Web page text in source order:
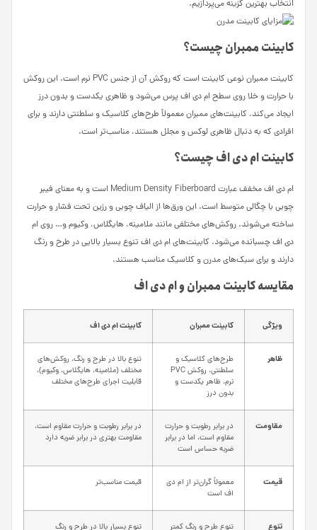
انتخاب بهترین گزینه می‌پردازیم.
کابینت ممبران چیست؟
کابینت ممبران نوعی کابینت است که روکش آن از جنس PVC نرم است. این روکش
با حرارت و خلا روی سطح ام دی اف پرس می‌شود و ظاهری یکدست و بدون درز
ایجاد می‌کند. کابینت‌های ممبران معمولاً طرح‌های کلاسیک و سلطنتی دارند و برای
افرادی که به دنبال ظاهری لوکس و مجلل هستند، مناسب‌تر است.
کابینت ام دی اف چیست؟
ام دی اف مخفف عبارت Medium Density Fiberboard است و به معنای فیبر
چوبی با چگالی متوسط است. این ورق‌ها از الیاف چوبی و رزین تحت فشار و حرارت
ساخته می‌شوند. روکش‌های مختلفی مانند ملامینه، هایگلاس، وکیوم و… روی ام
دی اف چسبانده می‌شود. کابینت‌های ام دی اف تنوع بسیار بالایی در طرح و رنگ
دارند و برای سبک‌های مدرن و کلاسیک مناسب هستند.
مقایسه کابینت ممبران و ام دی اف
ویژگی کابینت ممبران کابینت ام دی اف
ظاهر
طرح‌های کلاسیک و
سلطنتی، روکش PVC
نرم، ظاهر یکدست و
بدون درز
تنوع بالا در طرح و رنگ، روکش‌های
مختلف (ملامینه، هایگلاس، وکیوم)،
قابلیت اجرای طرح‌های مختلف
مقاومت
در برابر رطوبت و حرارت
مقاوم است، اما در برابر
ضربه حساس است
در برابر رطوبت و حرارت مقاوم است،
مقاومت بهتری در برابر ضربه دارد
قیمت
معمولاً گران‌تر از ام دی
اف است
قیمت مناسب‌تر
تنوع
تنوع طرح و رنگ کمتر
تنوع بسیار بالا در طرح و رنگ